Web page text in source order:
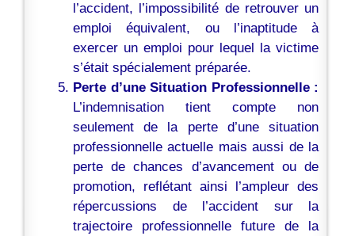
l’accident, l’impossibilité de retrouver un
emploi équivalent, ou l’inaptitude à
exercer un emploi pour lequel la victime
s’était spécialement préparée.
Perte d’une Situation Professionnelle :
L’indemnisation tient compte non
seulement de la perte d’une situation
professionnelle actuelle mais aussi de la
perte de chances d’avancement ou de
promotion, reflétant ainsi l’ampleur des
répercussions de l’accident sur la
trajectoire professionnelle future de la